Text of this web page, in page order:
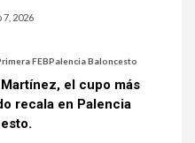
7, 2026
FEBPalencia Baloncesto
el cupo más
recala en Palencia